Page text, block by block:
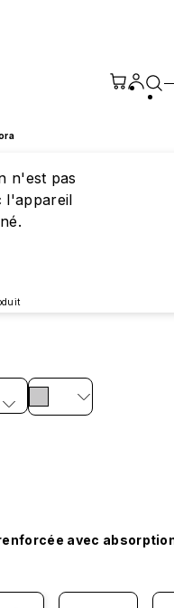
n'est pas
l'appareil
avec